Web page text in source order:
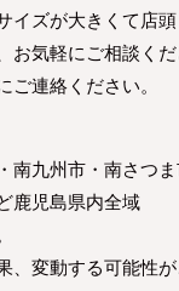
イズが大きくて店
気軽にご相談くだ
連絡ください。
南九州市・南さつ
鹿児島県内全域
変動する可能性が